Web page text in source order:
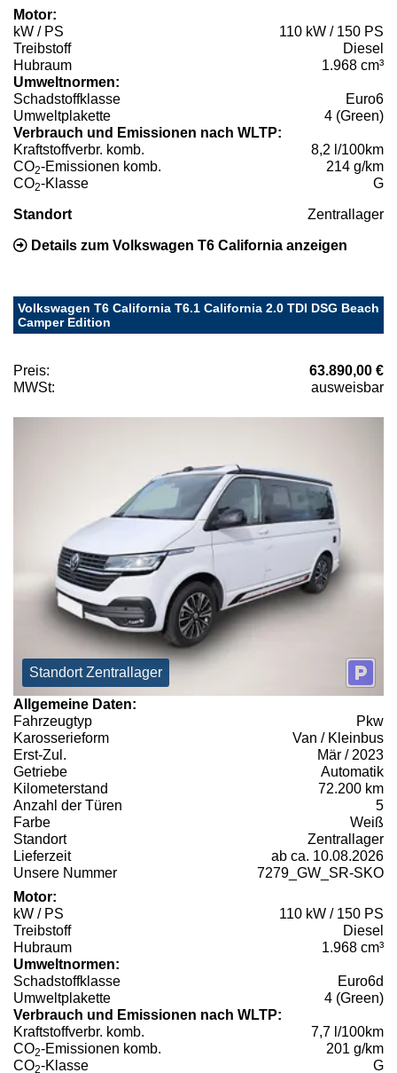
Motor:
kW / PS
110 kW / 150 PS
Treibstoff
Diesel
Hubraum
1.968 cm³
Umweltnormen:
Schadstoffklasse
Euro6
Umweltplakette
4 (Green)
Verbrauch und Emissionen nach WLTP:
Kraftstoffverbr. komb.
8,2 l/100km
CO2-Emissionen komb.
214 g/km
CO2-Klasse G
Standort Zentrallager
Details zum Volkswagen T6 California anzeigen
Volkswagen T6 California T6.1 California 2.0 TDI DSG Beach
Camper Edition
Preis:
63.890,00 €
MWSt:
ausweisbar
Standort Zentrallager
Allgemeine Daten:
Fahrzeugtyp
Pkw
Karosserieform
Van / Kleinbus
Erst-Zul.
Mär / 2023
Getriebe
Automatik
Kilometerstand
72.200 km
Anzahl der Türen
5
Farbe
Weiß
Standort
Zentrallager
Lieferzeit
ab ca. 10.08.2026
Unsere Nummer
7279_GW_SR-SKO
Motor:
kW / PS
110 kW / 150 PS
Treibstoff
Diesel
Hubraum
1.968 cm³
Umweltnormen:
Schadstoffklasse
Euro6d
Umweltplakette
4 (Green)
Verbrauch und Emissionen nach WLTP:
Kraftstoffverbr. komb.
7,7 l/100km
CO2-Emissionen komb.
201 g/km
CO2-Klasse G